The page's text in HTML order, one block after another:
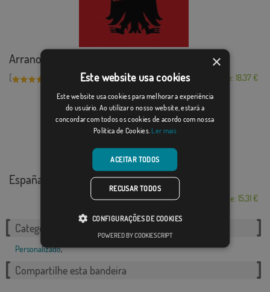
Arrano Beltza Roja
[ Desde: 18,37 €
España Andalucía...
Desde: 15,31 €
Categorias relacionadas:
Personalizado,
Compartilhe esta bandeira
×
Este website usa cookies
Este website usa cookies para melhorar a experiência
do usuário. Ao utilizar o nosso website, estará a
concordar com todos os cookies de acordo com nossa
Política de Cookies. Ler mais
ACEITAR TODOS
RECUSAR TODOS
CONFIGURAÇÕES DE COOKIES
POWERED BY COOKIESCRIPT